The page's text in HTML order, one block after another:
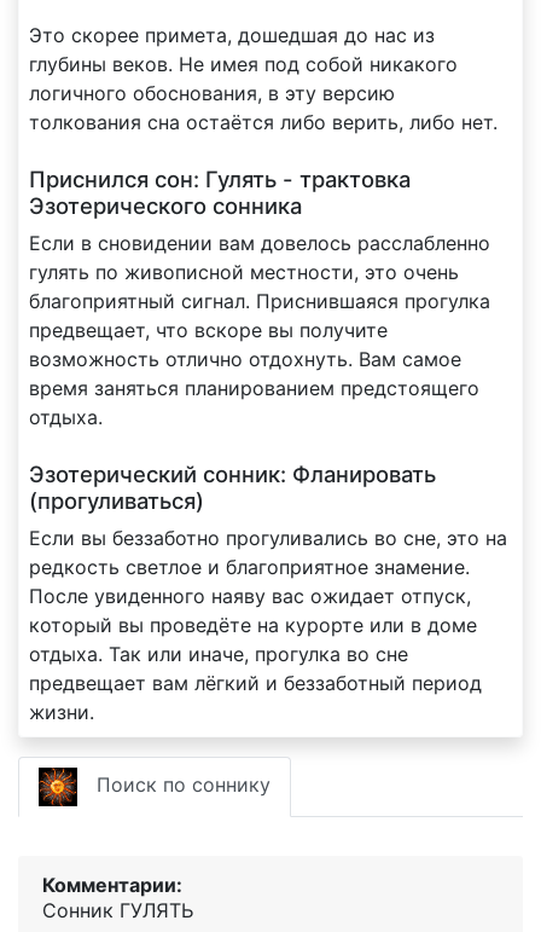
Это скорее примета, дошедшая до нас из
глубины веков. Не имея под собой никакого
логичного обоснования, в эту версию
толкования сна остаётся либо верить, либо нет.
Приснился сон: Гулять - трактовка
Эзотерического сонника
Если в сновидении вам довелось расслабленно
гулять по живописной местности, это очень
благоприятный сигнал. Приснившаяся прогулка
предвещает, что вскоре вы получите
возможность отлично отдохнуть. Вам самое
время заняться планированием предстоящего
отдыха.
Эзотерический сонник: Фланировать
(прогуливаться)
Если вы беззаботно прогуливались во сне, это на
редкость светлое и благоприятное знамение.
После увиденного наяву вас ожидает отпуск,
который вы проведёте на курорте или в доме
отдыха. Так или иначе, прогулка во сне
предвещает вам лёгкий и беззаботный период
жизни.
Поиск по соннику
Комментарии:
Сонник ГУЛЯТЬ